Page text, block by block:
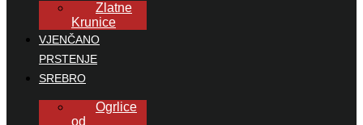
Zlatne
Krunice
VJENČANO
PRSTENJE
SREBRO
Ogrlice
od